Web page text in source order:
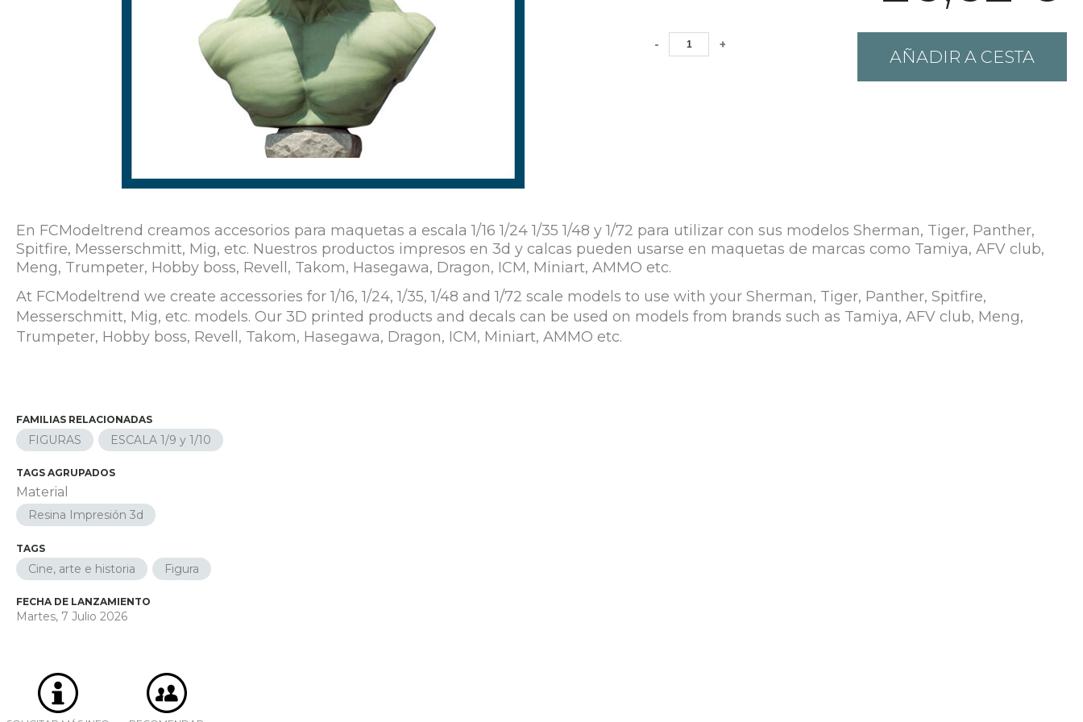
- +
AÑADIR A CESTA
En FCModeltrend creamos accesorios para maquetas a escala 1/16 1/24 1/35 1/48 y 1/72 para utilizar con sus modelos Sherman, Tiger, Panther,
Spitfire, Messerschmitt, Mig, etc. Nuestros productos impresos en 3d y calcas pueden usarse en maquetas de marcas como Tamiya, AFV club,
Meng, Trumpeter, Hobby boss, Revell, Takom, Hasegawa, Dragon, ICM, Miniart, AMMO etc.
At FCModeltrend we create accessories for 1/16, 1/24, 1/35, 1/48 and 1/72 scale models to use with your Sherman, Tiger, Panther, Spitfire,
Messerschmitt, Mig, etc. models. Our 3D printed products and decals can be used on models from brands such as Tamiya, AFV club, Meng,
Trumpeter, Hobby boss, Revell, Takom, Hasegawa, Dragon, ICM, Miniart, AMMO etc.
FAMILIAS RELACIONADAS
FIGURAS ESCALA 1/9 y 1/10
TAGS AGRUPADOS
Material
Resina Impresión 3d
TAGS
Cine, arte e historia Figura
FECHA DE LANZAMIENTO
Martes, 7 Julio 2026